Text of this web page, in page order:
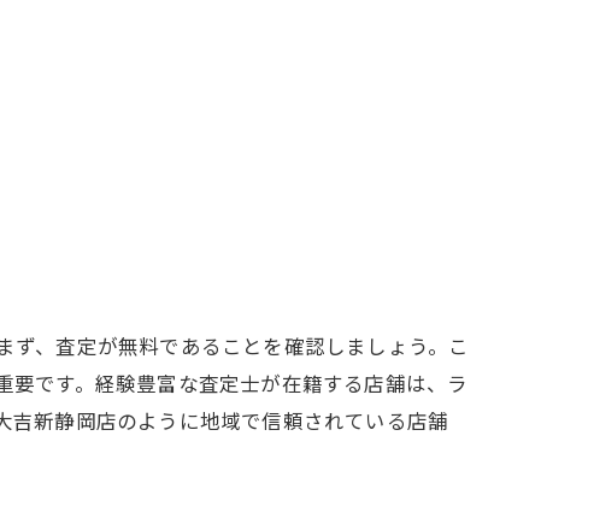
方法
、査定が無料であることを確認しましょう。こ
です。経験豊富な査定士が在籍する店舗は、ラ
新静岡店のように地域で信頼されている店舗